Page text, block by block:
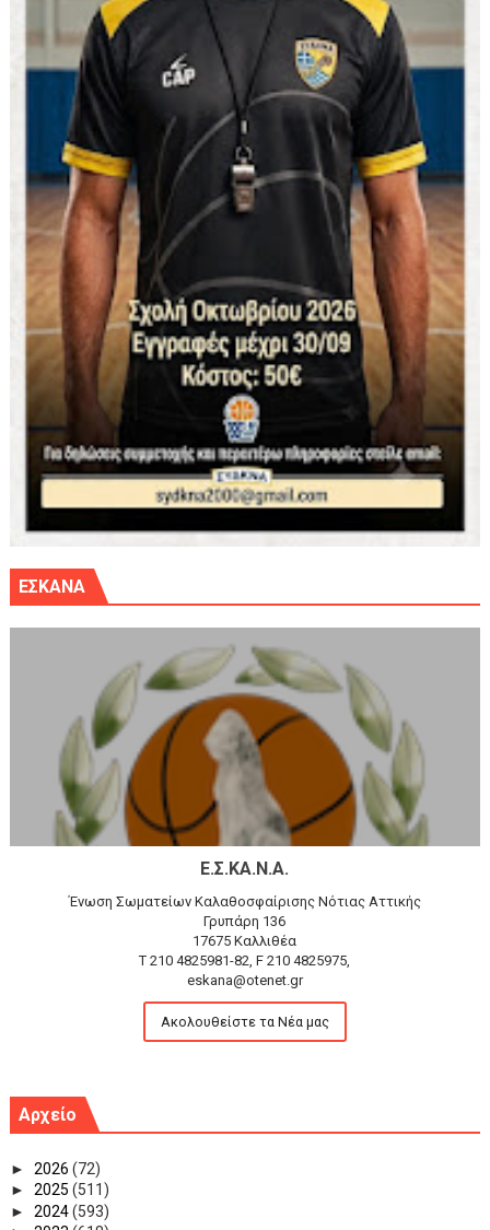
ΕΣΚΑΝΑ
Ε.Σ.ΚΑ.Ν.Α.
Ένωση Σωματείων Καλαθοσφαίρισης Νότιας Αττικής
Γρυπάρη 136
17675 Καλλιθέα
T 210 4825981-82, F 210 4825975,
eskana@otenet.gr
Ακολουθείστε τα Νέα μας
Αρχείο
► 2026 (72)
► 2025 (511)
► 2024(593)